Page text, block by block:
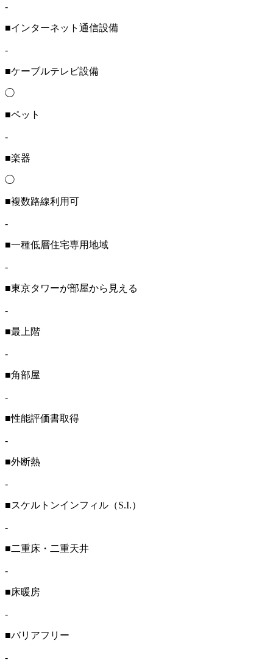
-
■インターネット通信設備
-
■ケーブルテレビ設備
◯
■ペット
-
■楽器
◯
■複数路線利用可
-
■一種低層住宅専用地域
-
■東京タワーが部屋から見える
-
■最上階
-
■角部屋
-
■性能評価書取得
-
■外断熱
-
■スケルトンインフィル（S.I.）
-
■二重床・二重天井
-
■床暖房
-
■バリアフリー
-